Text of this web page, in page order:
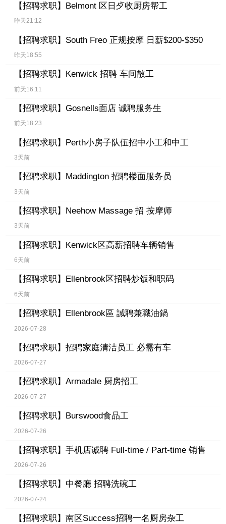
【招聘求职】 Belmont 区日歺收厨房帮工
昨天21:12
【招聘求职】 South Freo 正规按摩 日薪$200-$350
昨天18:55
【招聘求职】 Kenwick 招聘 车间散工
前天16:11
【招聘求职】 Gosnells面店 诚聘服务生
前天18:23
【招聘求职】 Perth小房子队伍招中小工和中工
3天前
【招聘求职】 Maddington 招聘楼面服务员
3天前
【招聘求职】 Neehow Massage 招 按摩师
3天前
【招聘求职】 Kenwick区高薪招聘车辆销售
6天前
【招聘求职】 Ellenbrook区招聘炒饭和职码
6天前
【招聘求职】 Ellenbrook區 誠聘兼職油鍋
2026-07-28
【招聘求职】 招聘家庭清洁员工 必需有车
2026-07-27
【招聘求职】 Armadale 厨房招工
2026-07-27
【招聘求职】 Burswood食品工
2026-07-26
【招聘求职】 手机店诚聘 Full-time / Part-time 销售
2026-07-26
【招聘求职】 中餐廳 招聘洗碗工
2026-07-24
【招聘求职】 南区Success招聘一名厨房杂工